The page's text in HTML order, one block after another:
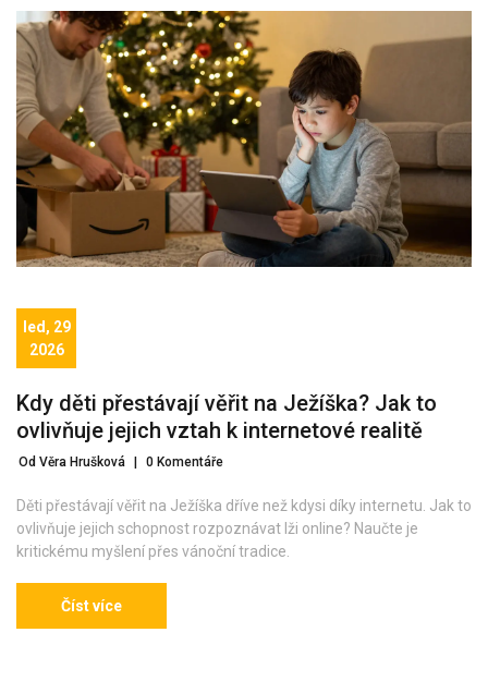
led, 29
2026
Kdy děti přestávají věřit na Ježíška? Jak to
ovlivňuje jejich vztah k internetové realitě
Od Věra Hrušková 0 Komentáře
Děti přestávají věřit na Ježíška dříve než kdysi díky internetu. Jak to
ovlivňuje jejich schopnost rozpoznávat lži online? Naučte je
kritickému myšlení přes vánoční tradice.
Číst více